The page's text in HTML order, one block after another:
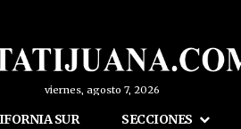
viernes, agosto 7, 2026
SUR SECCIONES